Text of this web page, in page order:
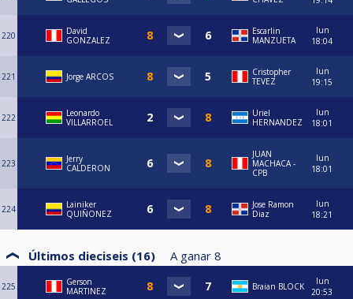
220
David
GONZALEZ
Escarlin
MANZUETA
lun
18:04
221 Jorge ARCOS
Cristopher
TEVEZ
lun
19:15
222
Leonardo
VILLARROEL
Uriel
HERNANDEZ
lun
18:01
223
Jerry
CALDERON
JUAN
MACHACA -
CPB
lun
18:01
224
Lainiker
QUIÑONEZ
Jose Ramon
Diaz
lun
18:21
Últimos dieciseis (16) A ganar 8
225
Gerson
MARTINEZ
Braian BLOCK
lun
20:53